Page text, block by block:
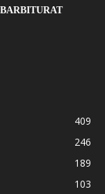
409
246
189
103